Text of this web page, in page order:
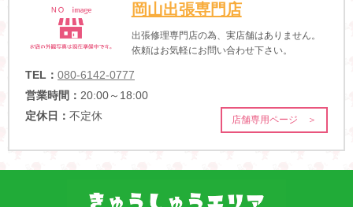
岡山出張専門店
出張修理専門店の為、実店舗はありません。
依頼はお気軽にお問い合わせ下さい。
TEL： 080-6142-0777
営業時間： 20:00～18:00
定休日： 不定休 店舗専用ページ ＞